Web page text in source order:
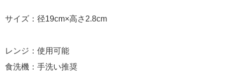
サイズ：径19cm×高さ2.8cm
レンジ：使用可能
食洗機：手洗い推奨